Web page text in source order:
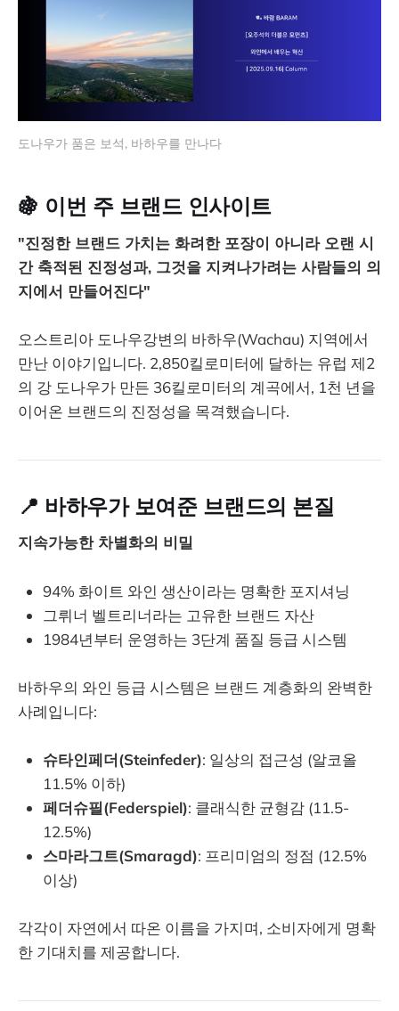
도나우가 품은 보석, 바하우를 만나다
🍇 이번 주 브랜드 인사이트
"진정한 브랜드 가치는 화려한 포장이 아니라 오랜 시
간 축적된 진정성과, 그것을 지켜나가려는 사람들의 의
지에서 만들어진다"
오스트리아 도나우강변의 바하우(Wachau) 지역에서
만난 이야기입니다. 2,850킬로미터에 달하는 유럽 제2
의 강 도나우가 만든 36킬로미터의 계곡에서, 1천 년을
이어온 브랜드의 진정성을 목격했습니다.
📍 바하우가 보여준 브랜드의 본질
지속가능한 차별화의 비밀
94% 화이트 와인 생산이라는 명확한 포지셔닝
그뤼너 벨트리너라는 고유한 브랜드 자산
1984년부터 운영하는 3단계 품질 등급 시스템
바하우의 와인 등급 시스템은 브랜드 계층화의 완벽한
사례입니다:
슈타인페더(Steinfeder): 일상의 접근성 (알코올
11.5% 이하)
페더슈필(Federspiel): 클래식한 균형감 (11.5-
12.5%)
스마라그트(Smaragd): 프리미엄의 정점 (12.5%
이상)
각각이 자연에서 따온 이름을 가지며, 소비자에게 명확
한 기대치를 제공합니다.